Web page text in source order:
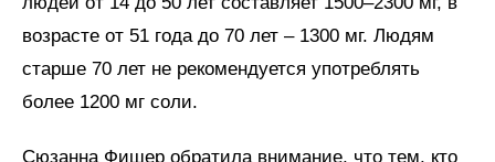
возрасте от 51 года до 70 лет – 1300 мг. Людям
старше 70 лет не рекомендуется употреблять
более 1200 мг соли.
Сюзанна Фишер обратила внимание, что тем, кто